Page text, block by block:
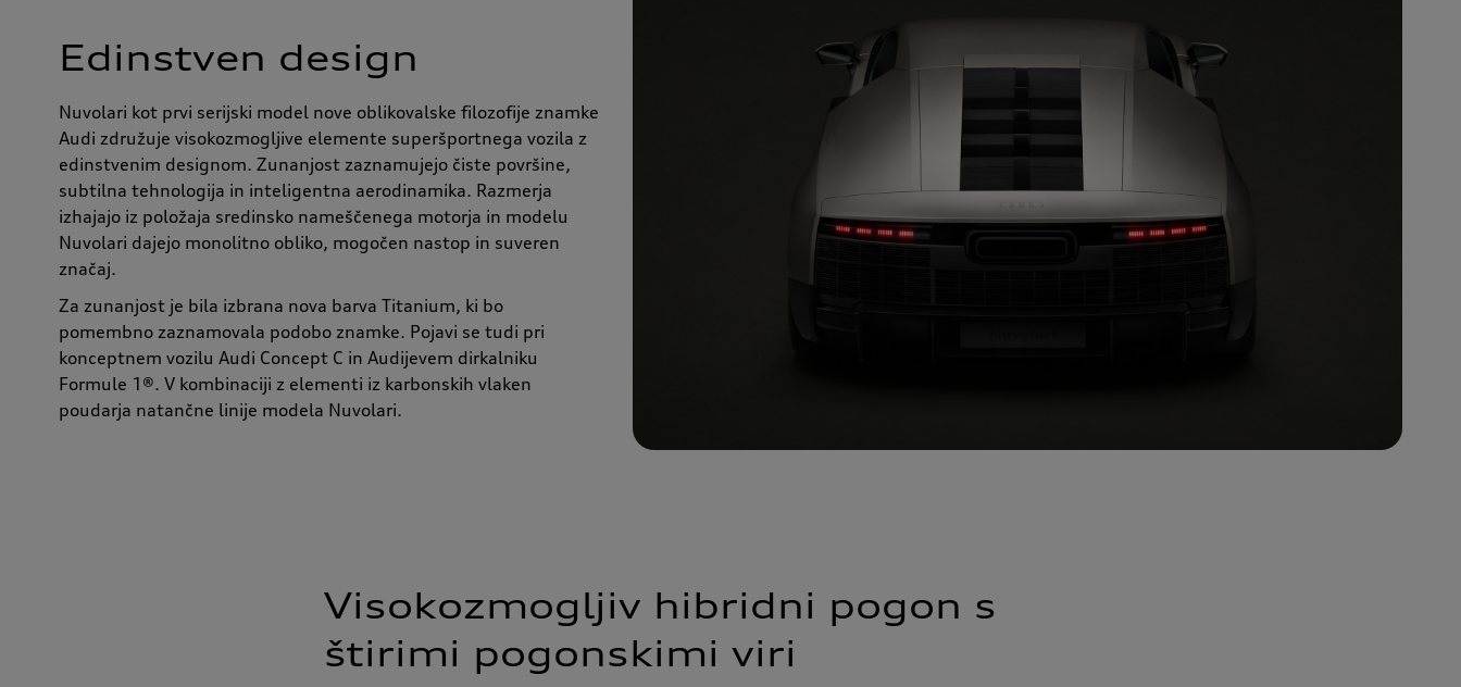
Edinstven design
Nuvolari kot prvi serijski model nove oblikovalske filozofije znamke
Audi združuje visokozmogljive elemente superšportnega vozila z
edinstvenim designom. Zunanjost zaznamujejo čiste površine,
subtilna tehnologija in inteligentna aerodinamika. Razmerja
izhajajo iz položaja sredinsko nameščenega motorja in modelu
Nuvolari dajejo monolitno obliko, mogočen nastop in suveren
značaj.
Za zunanjost je bila izbrana nova barva Titanium, ki bo
pomembno zaznamovala podobo znamke. Pojavi se tudi pri
konceptnem vozilu Audi Concept C in Audijevem dirkalniku
Formule 1®. V kombinaciji z elementi iz karbonskih vlaken
poudarja natančne linije modela Nuvolari.
Visokozmogljiv hibridni pogon s
štirimi pogonskimi viri